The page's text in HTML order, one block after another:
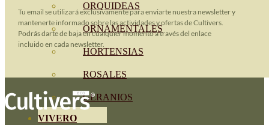
ORQUIDEAS
ORNAMENTALES
HORTENSIAS
ROSALES
GERANIOS
VIVERO
Tu email se utilizará exclusivamente para enviarte nuestra newsletter y
mantenerte informado sobre las actividades y ofertas de Cultivers.
Podrás darte de baja en cualquier momento a través del enlace
incluido en cada newsletter.